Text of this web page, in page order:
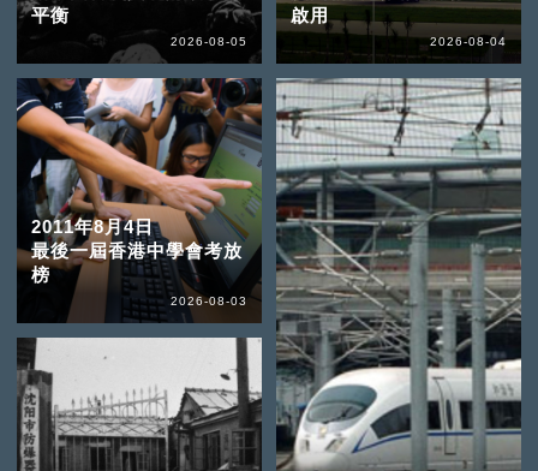
平衡
2026-08-05
啟用
2026-08-04
2011年8月4日
最後一屆香港中學會考放
榜
2026-08-03